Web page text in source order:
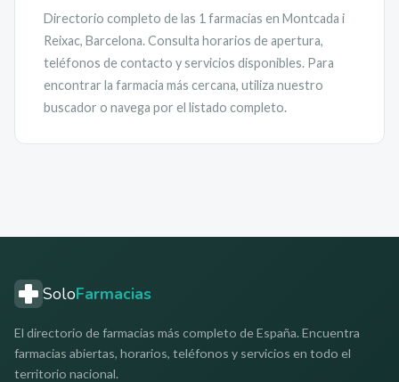
Directorio completo de las 1 farmacias en Montcada i
Reixac, Barcelona. Consulta horarios de apertura,
teléfonos de contacto y servicios disponibles. Para
encontrar la farmacia más cercana, utiliza nuestro
buscador o navega por el listado completo.
SoloFarmacias
El directorio de farmacias más completo de España. Encuentra
farmacias abiertas, horarios, teléfonos y servicios en todo el
territorio nacional.